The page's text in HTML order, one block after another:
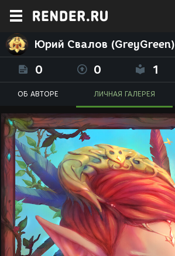
Юрий Свалов (GreyGreen)
0 0 1
ОБ АВТОРЕ ЛИЧНАЯ ГАЛЕРЕЯ